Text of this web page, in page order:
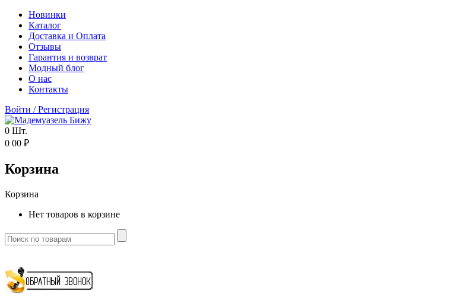
Новинки
Каталог
Доставка и Оплата
Отзывы
Гарантия и возврат
Модный блог
О нас
Контакты
Войти /Регистрация
0 Шт.
0 00 ₽
Корзина
Корзина
Нет товаров в корзине